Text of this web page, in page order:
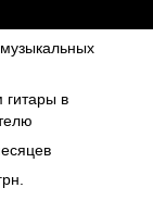
гитары в